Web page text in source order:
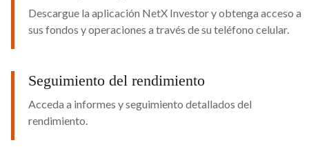
Descargue la aplicación NetX Investor y obtenga acceso a
sus fondos y operaciones a través de su teléfono celular.
Seguimiento del rendimiento
Acceda a informes y seguimiento detallados del
rendimiento.